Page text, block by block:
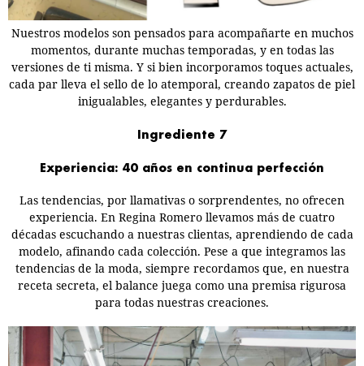
Nuestros modelos son pensados para acompañarte en muchos
momentos, durante muchas temporadas, y en todas las
versiones de ti misma. Y si bien incorporamos toques actuales,
cada par lleva el sello de lo atemporal, creando zapatos de piel
inigualables, elegantes y perdurables.
Ingrediente 7
Experiencia: 40 años en continua perfección
Las tendencias, por llamativas o sorprendentes, no ofrecen
experiencia. En Regina Romero llevamos más de cuatro
décadas escuchando a nuestras clientas, aprendiendo de cada
modelo, afinando cada colección. Pese a que integramos las
tendencias de la moda, siempre recordamos que, en nuestra
receta secreta, el balance juega como una premisa rigurosa
para todas nuestras creaciones.